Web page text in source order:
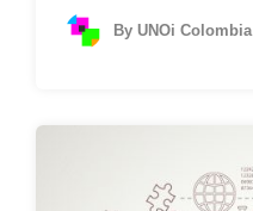
By UNOi Colombia